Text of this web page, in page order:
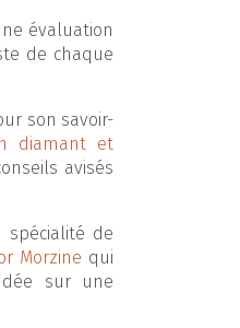
évaluation
de chaque
son savoir-
diamant et
avisés
de
Morzine qui
sur une